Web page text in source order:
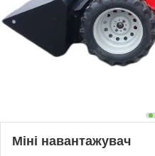
Міні навантажувач